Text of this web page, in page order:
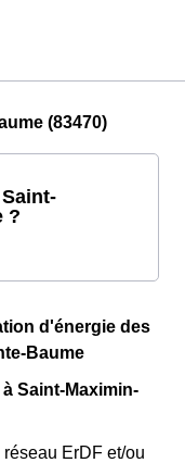
(83470)
?
d'énergie des
Baume
Saint-Maximin-
ErDF et/ou